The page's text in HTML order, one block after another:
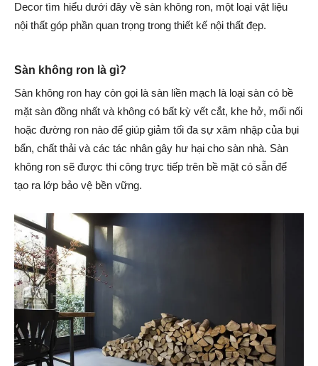
Decor tìm hiểu dưới đây về sàn không ron, một loại vật liệu
nội thất góp phần quan trọng trong thiết kế nội thất đẹp.
Sàn không ron là gì?
Sàn không ron hay còn gọi là sàn liền mạch là loại sàn có bề
mặt sàn đồng nhất và không có bất kỳ vết cắt, khe hở, mối nối
hoặc đường ron nào để giúp giảm tối đa sự xâm nhập của bụi
bẩn, chất thải và các tác nhân gây hư hại cho sàn nhà. Sàn
không ron sẽ được thi công trực tiếp trên bề mặt có sẵn để
tạo ra lớp bảo vệ bền vững.